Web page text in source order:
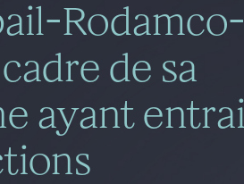
Rodamco-
de sa
ayant